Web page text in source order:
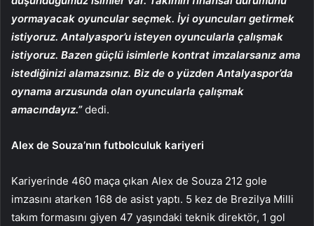
yormayacak oyuncular seçmek. İyi oyuncuları getirmek
istiyoruz. Antalyaspor’u isteyen oyuncularla çalışmak
istiyoruz. Bazen güçlü isimlerle kontrat imzalarsanız ama
istediğinizi alamazsınız. Biz de o yüzden Antalyaspor’da
oynama arzusunda olan oyuncularla çalışmak
amacındayız.”dedi.
Alex de Souza’nın futbolculuk kariyeri
Kariyerinde 460 maça çıkan Alex de Souza 212 gole
imzasını atarken 168 de asist yaptı. 5 kez de Brezilya Milli
takım formasını giyen 47 yaşındaki teknik direktör, 1 gol